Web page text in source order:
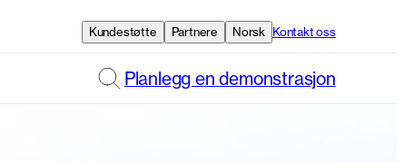
Kundestøtte Partnere Norsk Kontakt oss
Planlegg en demonstrasjon